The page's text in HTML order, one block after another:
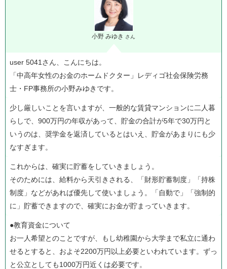
小野 みゆき さん
user 5041さん、こんにちは。
「中高年女性のお金のホームドクター」レディゴ社会保険労務
士・FP事務所の小野みゆきです。
少し厳しいことを言いますが、一般的な賃貸マンションに二人暮
らしで、900万円の年収があって、貯金の合計が5年で30万円と
いうのは、奨学金を返済しているとはいえ、貯金があまりにも少
なすぎます。
これからは、確実に貯蓄をしていきましょう。
そのためには、給料から天引きされる、「財形貯蓄制度」「持株
制度」などがあれば優先して使いましょう。「自動で」「強制的
に」貯蓄できますので、確実にお金が貯まっていきます。
●教育資金について
お一人希望とのことですが、もし幼稚園から大学まで私立に通わ
せるとすると、およそ2200万円以上必要といわれています。ずっ
と公立としても1000万円近くは必要です。